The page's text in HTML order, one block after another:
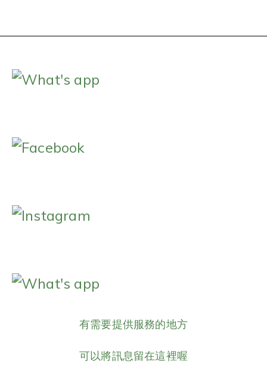
What's app
Facebook
Instagram
What's app
有需要提供服務的地方
可以將訊息留在這裡喔